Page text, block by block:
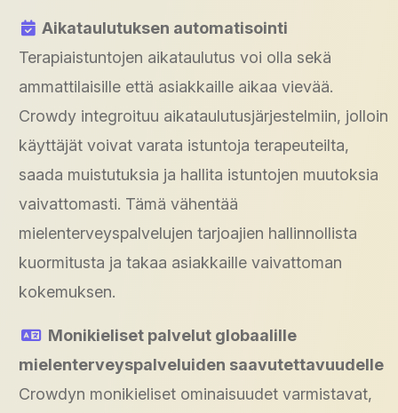
Aikataulutuksen automatisointi
Terapiaistuntojen aikataulutus voi olla sekä
ammattilaisille että asiakkaille aikaa vievää.
Crowdy integroituu aikataulutusjärjestelmiin, jolloin
käyttäjät voivat varata istuntoja terapeuteilta,
saada muistutuksia ja hallita istuntojen muutoksia
vaivattomasti. Tämä vähentää
mielenterveyspalvelujen tarjoajien hallinnollista
kuormitusta ja takaa asiakkaille vaivattoman
kokemuksen.
Monikieliset palvelut globaalille
mielenterveyspalveluiden saavutettavuudelle
Crowdyn monikieliset ominaisuudet varmistavat,